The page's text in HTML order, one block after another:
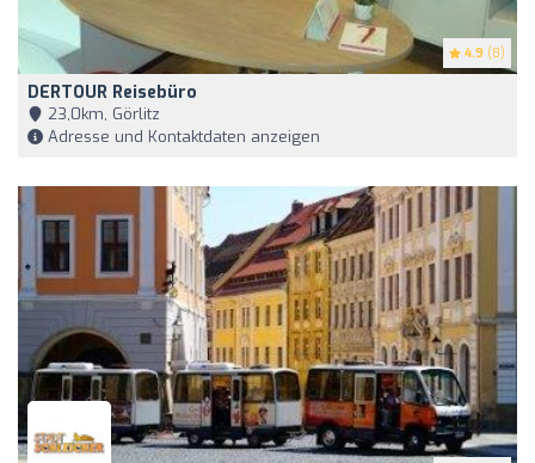
4.9 (8)
DERTOUR Reisebüro
23,0km, Görlitz
Adresse und Kontaktdaten anzeigen